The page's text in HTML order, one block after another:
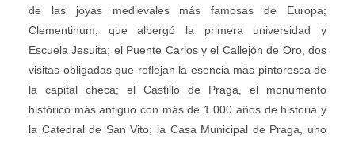
de las joyas medievales más famosas de Europa;
Clementinum, que albergó la primera universidad y
Escuela Jesuita; el Puente Carlos y el Callejón de Oro, dos
visitas obligadas que reflejan la esencia más pintoresca de
la capital checa; el Castillo de Praga, el monumento
histórico más antiguo con más de 1.000 años de historia y
la Catedral de San Vito; la Casa Municipal de Praga, uno